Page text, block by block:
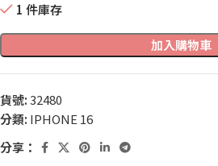
1 件庫存
加入購物車
貨號:32480
分類: IPHONE 16
分享：